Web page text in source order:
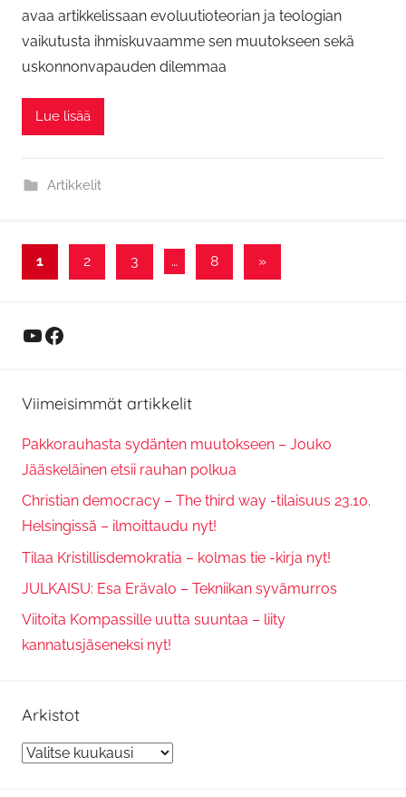
avaa artikkelissaan evoluutioteorian ja teologian
vaikutusta ihmiskuvaamme sen muutokseen sekä
uskonnonvapauden dilemmaa
Lue lisää
Artikkelit
Artikkelien
1 2 3 … 8
Next
Posts
»
YouTube
Facebook
Viimeisimmät artikkelit
Pakkorauhasta sydänten muutokseen – Jouko
Jääskeläinen etsii rauhan polkua
Christian democracy – The third way -tilaisuus 23.10.
Helsingissä – ilmoittaudu nyt!
Tilaa Kristillisdemokratia – kolmas tie -kirja nyt!
JULKAISU: Esa Erävalo – Tekniikan syvämurros
Viitoita Kompassille uutta suuntaa – liity
kannatusjäseneksi nyt!
Arkistot
Arkistot